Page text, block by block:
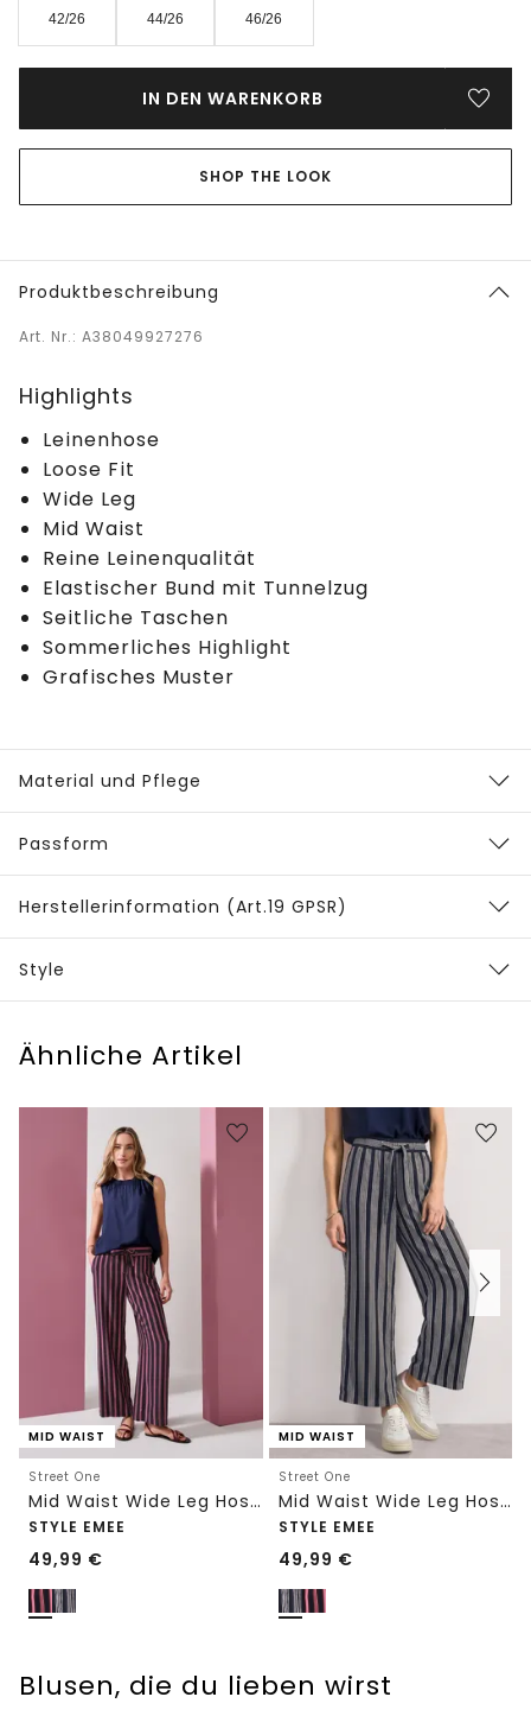
42/26 44/26 46/26
IN DEN WARENKORB
SHOP THE LOOK
Produktbeschreibung
Art. Nr.: A38049927276
Highlights
Leinenhose
Loose Fit
Wide Leg
Mid Waist
Reine Leinenqualität
Elastischer Bund mit Tunnelzug
Seitliche Taschen
Sommerliches Highlight
Grafisches Muster
Material und Pflege
Passform
Herstellerinformation (Art.19 GPSR)
Style
Ähnliche Artikel
MID WAIST
Street One
Mid Waist Wide Leg Hose mit Streifen
STYLE EMEE
49,99 €
MID WAIST
Street One
Mid Waist Wide Leg Hose mit Streifen
STYLE EMEE
49,99 €
Blusen, die du lieben wirst